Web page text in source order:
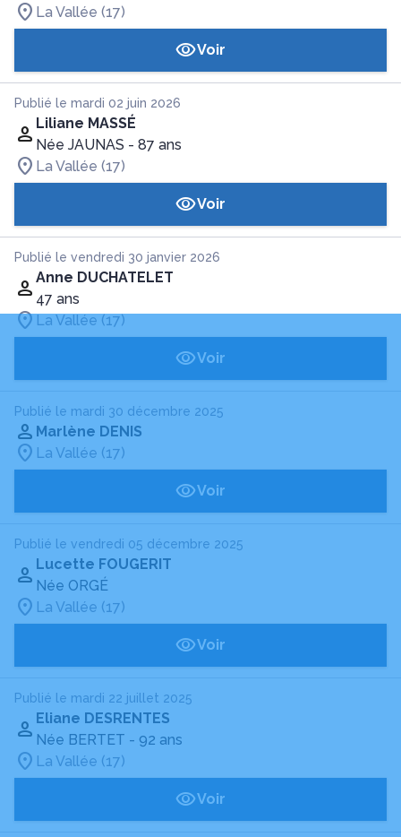
La Vallée (17)
Voir
Publié le mardi 02 juin 2026
Liliane MASSÉ
Née JAUNAS - 87 ans
La Vallée (17)
Voir
Publié le vendredi 30 janvier 2026
Anne DUCHATELET
47 ans
La Vallée (17)
Voir
Publié le mardi 30 décembre 2025
Marlène DENIS
La Vallée (17)
Voir
Publié le vendredi 05 décembre 2025
Lucette FOUGERIT
Née ORGÉ
La Vallée (17)
Voir
Publié le mardi 22 juillet 2025
Eliane DESRENTES
Née BERTET - 92 ans
La Vallée (17)
Voir